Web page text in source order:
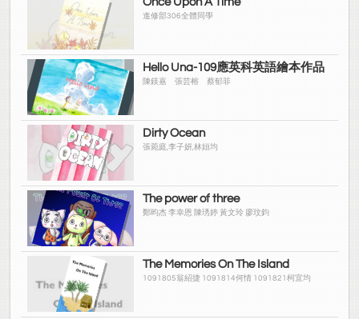
進修部306全體同學
Hello Una-109應英科英語繪本作品
陳鎂嘉 張芸榕 蔡郁菲
Dirty Ocean
張菀庭,李子妍,林姮均
The power of three
鄭昀杰 李幸恩 陳琇婷 黃文玲 廖玟鈞
The Memories On The Island
1091805翁紹捷 1091814何情 1091821柯宜均